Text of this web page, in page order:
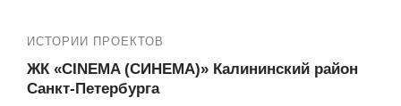
ИСТОРИИ ПРОЕКТОВ
ЖК «CINEMA (СИНЕМА)» Калининский район
Санкт-Петербурга